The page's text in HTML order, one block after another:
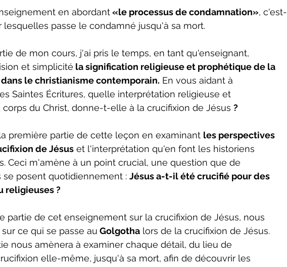
en abordant «le processus de condamnation», c'est-
lesquelles passe le condamné jusqu'à sa mort.
de mon cours, j'ai pris le temps, en tant qu'enseignant,
et simplicité la signification religieuse et prophétique de la
le christianisme contemporain. En vous aidant à
Saintes Écritures, quelle interprétation religieuse et
du Christ, donne-t-elle à la crucifixion de Jésus ?
première partie de cette leçon en examinant les perspectives
de Jésus et l'interprétation qu'en font les historiens
Ceci m'amène à un point crucial, une question que de
posent quotidiennement : Jésus a-t-il été crucifié pour des
religieuses ?
partie de cet enseignement sur la crucifixion de Jésus, nous
ce qui se passe au Golgotha ​​lors de la crucifixion de Jésus.
nous amènera à examiner chaque détail, du lieu de
elle-même, jusqu'à sa mort, afin de découvrir les